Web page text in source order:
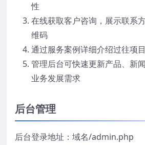
性
在线获取客户咨询，展示联系
维码
通过服务案例详细介绍过往项
管理后台可快速更新产品、新
业务发展需求
后台管理
后台登录地址：域名/admin.php